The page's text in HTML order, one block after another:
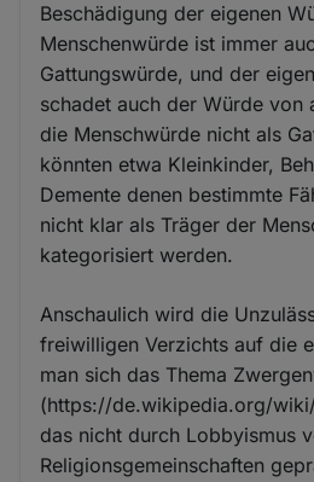
Beschädigung der eigenen
Menschenwürde ist immer
Gattungswürde, und der
schadet auch der Würde von
die Menschwürde nicht als
könnten etwa Kleinkinder,
Demente denen bestimmte
nicht klar als Träger der
kategorisiert werden.
Anschaulich wird die
freiwilligen Verzichts auf die
man sich das Thema
(https://de.wikipedia.org/
das nicht durch Lobbyismus
Religionsgemeinschaften